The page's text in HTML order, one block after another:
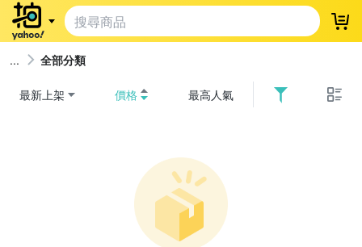
登
全部分類
最新上架 價格 最高人氣